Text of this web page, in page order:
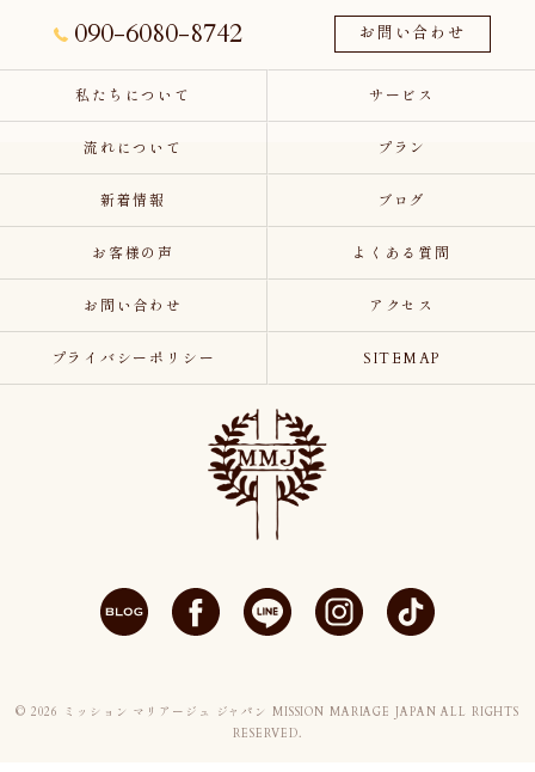
090-6080-8742 お問い合わせ
私たちについて サービス
流れについて プラン
新着情報 ブログ
お客様の声 よくある質問
お問い合わせ アクセス
プライバシーポリシー SITEMAP
© 2026 ミッション マリアージュ ジャパン MISSION MARIAGE JAPAN ALL RIGHTS
RESERVED.